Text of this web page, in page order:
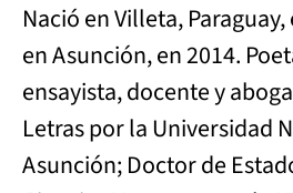
Nació en Villeta,
en Asunción, en 2014.
ensayista, docente y
Letras por la Universidad
Asunción; Doctor de